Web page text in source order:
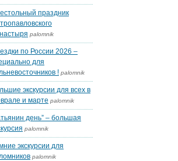
праздник
palomnik
по России 2026 –
для
! palomnik
экскурсии для всех в
и марте palomnik
день” – большая
palomnik
экскурсии для
palomnik